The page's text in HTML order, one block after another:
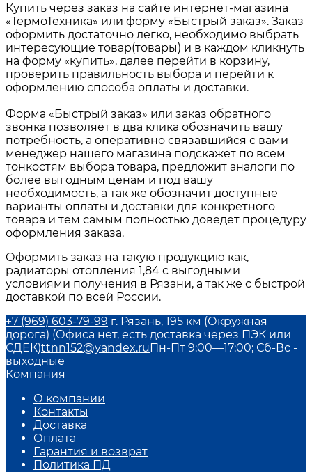
Купить через заказ на сайте интернет-магазина
«ТермоТехника» или форму «Быстрый заказ». Заказ
оформить достаточно легко, необходимо выбрать
интересующие товар(товары) и в каждом кликнуть
на форму «купить», далее перейти в корзину,
проверить правильность выбора и перейти к
оформлению способа оплаты и доставки.
Форма «Быстрый заказ» или заказ обратного
звонка позволяет в два клика обозначить вашу
потребность, а оперативно связавшийся с вами
менеджер нашего магазина подскажет по всем
тонкостям выбора товара, предложит аналоги по
более выгодным ценам и под вашу
необходимость, а так же обозначит доступные
варианты оплаты и доставки для конкретного
товара и тем самым полностью доведет процедуру
оформления заказа.
Оформить заказ на такую продукцию как,
радиаторы отопления 1,84 с выгодными
условиями получения в Рязани, а так же с быстрой
доставкой по всей России.
+7 (969) 603-79-99 г. Рязань, 195 км (Окружная
дорога) (Офиса нет, есть доставка через ПЭК или
СДЕК)ttnn152@yandex.ruПн-Пт 9:00—17:00; Сб-Вс -
выходные
Компания
О компании
Контакты
Доставка
Оплата
Гарантия и возврат
Политика ПД